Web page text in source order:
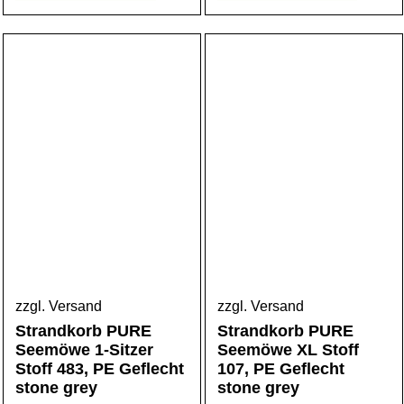
zzgl. Versand
Strandkorb PURE
Seemöwe 1-Sitzer
Stoff 483, PE Geflecht
stone grey
zzgl. Versand
Strandkorb PURE
Seemöwe XL Stoff
107, PE Geflecht
stone grey